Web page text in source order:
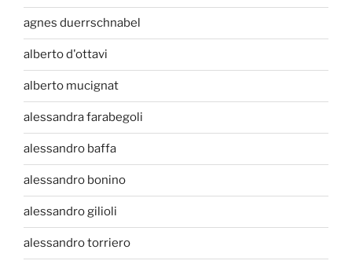
agnes duerrschnabel
alberto d'ottavi
alberto mucignat
alessandra farabegoli
alessandro baffa
alessandro bonino
alessandro gilioli
alessandro torriero